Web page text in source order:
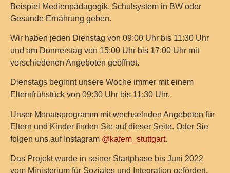
Beispiel Medienpädagogik, Schulsystem in BW oder
Gesunde Ernährung geben.
Wir haben jeden Dienstag von 09:00 Uhr bis 11:30 Uhr
und am Donnerstag von 15:00 Uhr bis 17:00 Uhr mit
verschiedenen Angeboten geöffnet.
Dienstags beginnt unsere Woche immer mit einem
Elternfrühstück von 09:30 Uhr bis 11:30 Uhr.
Unser Monatsprogramm mit wechselnden Angeboten für
Eltern und Kinder finden Sie auf dieser Seite. Oder Sie
folgen uns auf Instagram @kafem_stuttgart.
Das Projekt wurde in seiner Startphase bis Juni 2022
vom Ministerium für Soziales und Integration gefördert.